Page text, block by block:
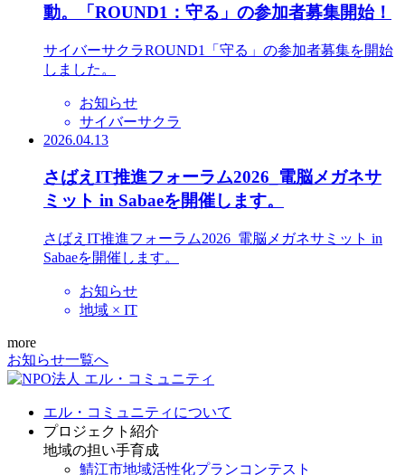
動。「ROUND1：守る」の参加者募集開始！
サイバーサクラROUND1「守る」の参加者募集を開始
しました。
お知らせ
サイバーサクラ
2026.04.13
さばえIT推進フォーラム2026_電脳メガネサ
ミット in Sabaeを開催します。
さばえIT推進フォーラム2026_電脳メガネサミット in
Sabaeを開催します。
お知らせ
地域 × IT
more
お知らせ一覧へ
エル・コミュニティについて
プロジェクト紹介
地域の担い手育成
鯖江市地域活性化プランコンテスト